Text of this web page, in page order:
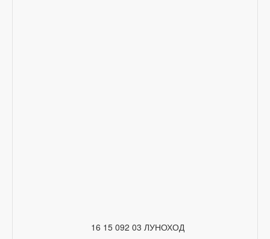
16 15 092 03 ЛУНОХОД